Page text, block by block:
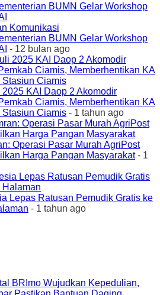
Komunikasi
BUMN Gelar Workshop
- 12 bulan ago
KAI Daop 2 Akomodir
Ciamis, Memberhentikan KA
Ciamis - 1 tahun ago
Operasi Pasar Murah AgriPost
Harga Pangan Masyarakat- 1
Lepas Ratusan Pemudik Gratis ke
- 1 tahun ago